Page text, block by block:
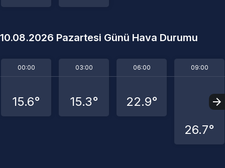
10.08.2026 Pazartesi Günü Hava Durumu
00:00
15.6°
03:00
15.3°
06:00
22.9°
09:00
26.7°